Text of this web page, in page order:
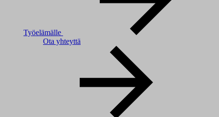
Työelämälle
Ota yhteyttä